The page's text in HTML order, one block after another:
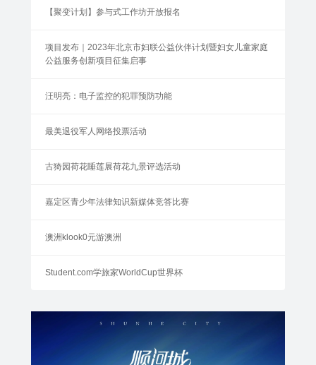
【聚变计划】参与式工作坊开放报名
项目发布｜2023年北京市妇联公益伙伴计划暨妇女儿童家庭
公益服务创新项目征集启事
汪明亮：电子监控的犯罪预防功能
最美退役军人网络投票活动
古猗园荷花睡莲展荷花九景评选活动
嘉定区青少年法律知识新媒体竞答比赛
澳洲klook0元游澳洲
Student.com学旅家WorldCup世界杯